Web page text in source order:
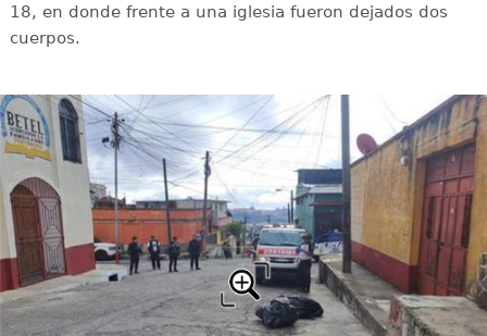
18, en donde frente a una iglesia fueron dejados dos
cuerpos.